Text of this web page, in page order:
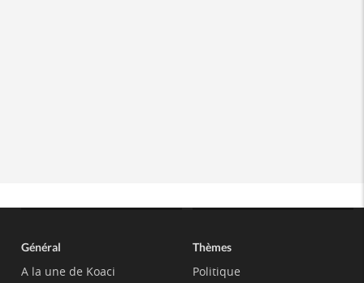
Général
A la une de Koaci
Thèmes
Politique